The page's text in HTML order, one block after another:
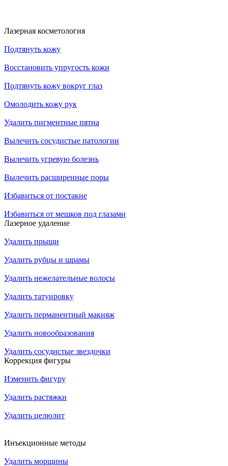
Лазерная косметология
Подтянуть кожу
Восстановить упругость кожи
Подтянуть кожу вокруг глаз
Омолодить кожу рук
Удалить пигментные пятна
Вылечить сосудистые патологии
Вылечить угревую болезнь
Вылечить расширенные поры
Избавиться от постакне
Избавиться от мешков под глазами
Лазерное удаление
Удалить прыщи
Удалить рубцы и шрамы
Удалить нежелательные волосы
Удалить татуировку
Удалить перманентный макияж
Удалить новообразования
Удалить сосудистые звездочки
Коррекция фигуры
Изменить фигуру
Удалить растяжки
Удалить целюлит
Инъекционные методы
Удалить морщины